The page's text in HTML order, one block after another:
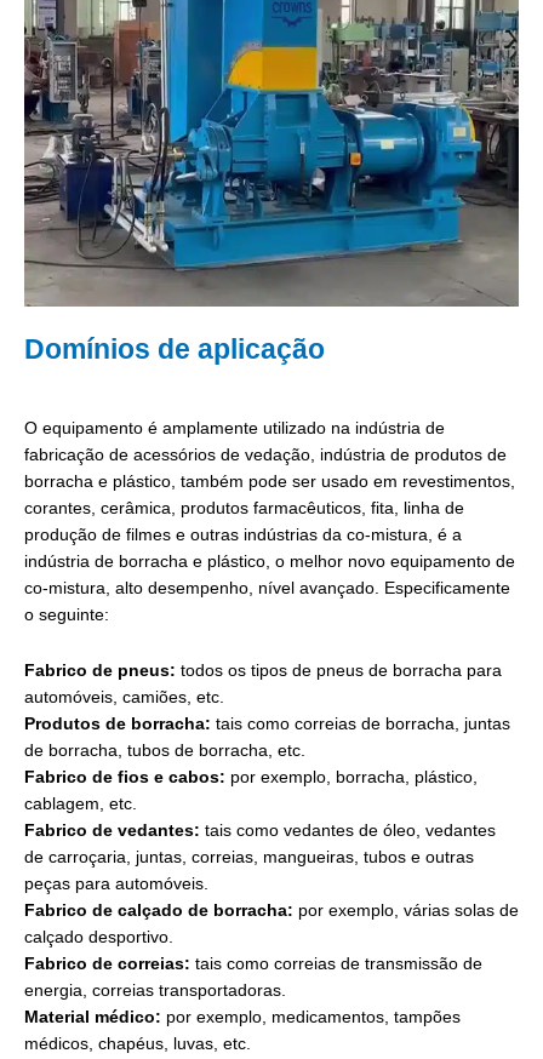
Domínios de aplicação
O equipamento é amplamente utilizado na indústria de
fabricação de acessórios de vedação, indústria de produtos de
borracha e plástico, também pode ser usado em revestimentos,
corantes, cerâmica, produtos farmacêuticos, fita, linha de
produção de filmes e outras indústrias da co-mistura, é a
indústria de borracha e plástico, o melhor novo equipamento de
co-mistura, alto desempenho, nível avançado. Especificamente
o seguinte:
Fabrico de pneus: todos os tipos de pneus de borracha para
automóveis, camiões, etc.
Produtos de borracha: tais como correias de borracha, juntas
de borracha, tubos de borracha, etc.
Fabrico de fios e cabos: por exemplo, borracha, plástico,
cablagem, etc.
Fabrico de vedantes: tais como vedantes de óleo, vedantes
de carroçaria, juntas, correias, mangueiras, tubos e outras
peças para automóveis.
Fabrico de calçado de borracha: por exemplo, várias solas de
calçado desportivo.
Fabrico de correias: tais como correias de transmissão de
energia, correias transportadoras.
Material médico: por exemplo, medicamentos, tampões
médicos, chapéus, luvas, etc.